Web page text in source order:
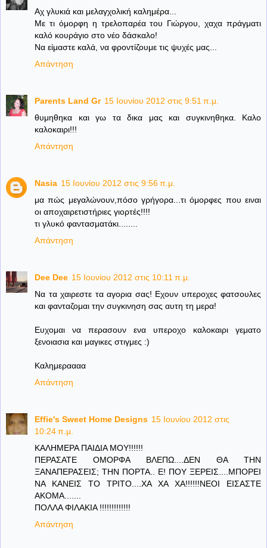
Αχ γλυκιά και μελαγχολική καλημέρα...
Με τι όμορφη η τρελοπαρέα του Γιώργου, χαχα πράγματι
καλό κουράγιο στο νέο δάσκαλο!
Να είμαστε καλά, να φροντίζουμε τις ψυχές μας...
Απάντηση
Parents Land Gr 15 Ιουνίου 2012 στις 9:51 π.μ.
θυμηθηκα και γω τα δικα μας και συγκινηθηκα. Καλο
καλοκαιρι!!!
Απάντηση
Nasia 15 Ιουνίου 2012 στις 9:56 π.μ.
μα πώς μεγαλώνουν,πόσο γρήγορα...τι όμορφες που ειναι
οι αποχαιρετιστήριες γιορτές!!!!
τι γλυκό φαντασματάκι........
Απάντηση
Dee Dee 15 Ιουνίου 2012 στις 10:11 π.μ.
Να τα χαιρεστε τα αγορια σας! Εχουν υπεροχες φατσουλες
και φανταζομαι την συγκινηση σας αυτη τη μερα!
Ευχομαι να περασουν ενα υπεροχο καλοκαιρι γεματο
ξενοιασια και μαγικες στιγμες :)
Καλημεραααα
Απάντηση
Effie's Sweet Home Designs 15 Ιουνίου 2012 στις
10:24 π.μ.
ΚΑΛΗΜΕΡΑ ΠΑΙΔΙΑ ΜΟΥ!!!!!!
ΠΕΡΑΣΑΤΕ ΟΜΟΡΦΑ ΒΛΕΠΩ....ΔΕΝ ΘΑ ΤΗΝ
ΞΑΝΑΠΕΡΑΣΕΙΣ; ΤΗΝ ΠΟΡΤΑ.. Ε! ΠΟΥ ΞΕΡΕΙΣ....ΜΠΟΡΕΙ
ΝΑ ΚΑΝΕΙΣ ΤΟ ΤΡΙΤΟ....ΧΑ ΧΑ ΧΑ!!!!!!ΝΕΟΙ ΕΙΣΑΣΤΕ
ΑΚΟΜΑ.......
ΠΟΛΛΑ ΦΙΛΑΚΙΑ !!!!!!!!!!!!!
Απάντηση